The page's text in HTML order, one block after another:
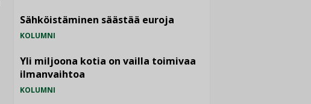
Sähköistäminen säästää euroja
KOLUMNI
Yli miljoona kotia on vailla toimivaa
ilmanvaihtoa
KOLUMNI